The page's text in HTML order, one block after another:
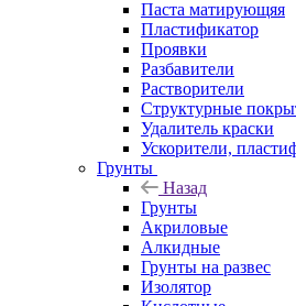
Паста матирующяя
Пластификатор
Проявки
Разбавители
Растворители
Структурные
Удалитель краски
Ускорители,
Грунты
Назад
Грунты
Акриловые
Алкидные
Грунты на развес
Изолятор